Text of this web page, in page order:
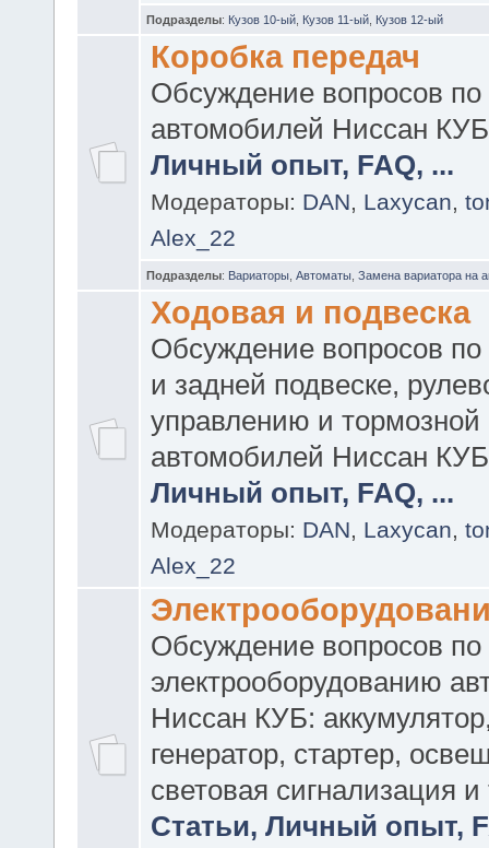
Подразделы: Кузов 10-ый Кузов 11-ый Кузов 12-ый
Коробка передач
Обсуждение вопросов
автомобилей Ниссан
Личный опыт, FAQ, ...
Модераторы: DAN, Laxycan,
Alex_22
Подразделы: Вариаторы Автоматы Замена вариатора на
Ходовая и подвеска
Обсуждение вопросов по
и задней подвеске,
управлению и тормозной
автомобилей Ниссан
Личный опыт, FAQ, ...
Модераторы: DAN, Laxycan,
Alex_22
Обсуждение вопросов по
электрооборудованию
Ниссан КУБ:
генератор, стартер,
световая сигнализация и
Статьи, Личный опыт,